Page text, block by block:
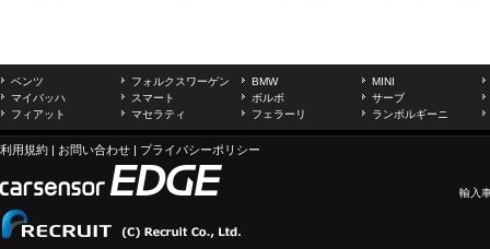
ベンツ フォルクスワーゲン BMW
MINI
マイバッハ
スマート ボルボ
サーブ
フィアット
マセラティ フェラーリ ランボルギーニ
利用規約 | お問い合わせ | プライバシーポリシー
輸入